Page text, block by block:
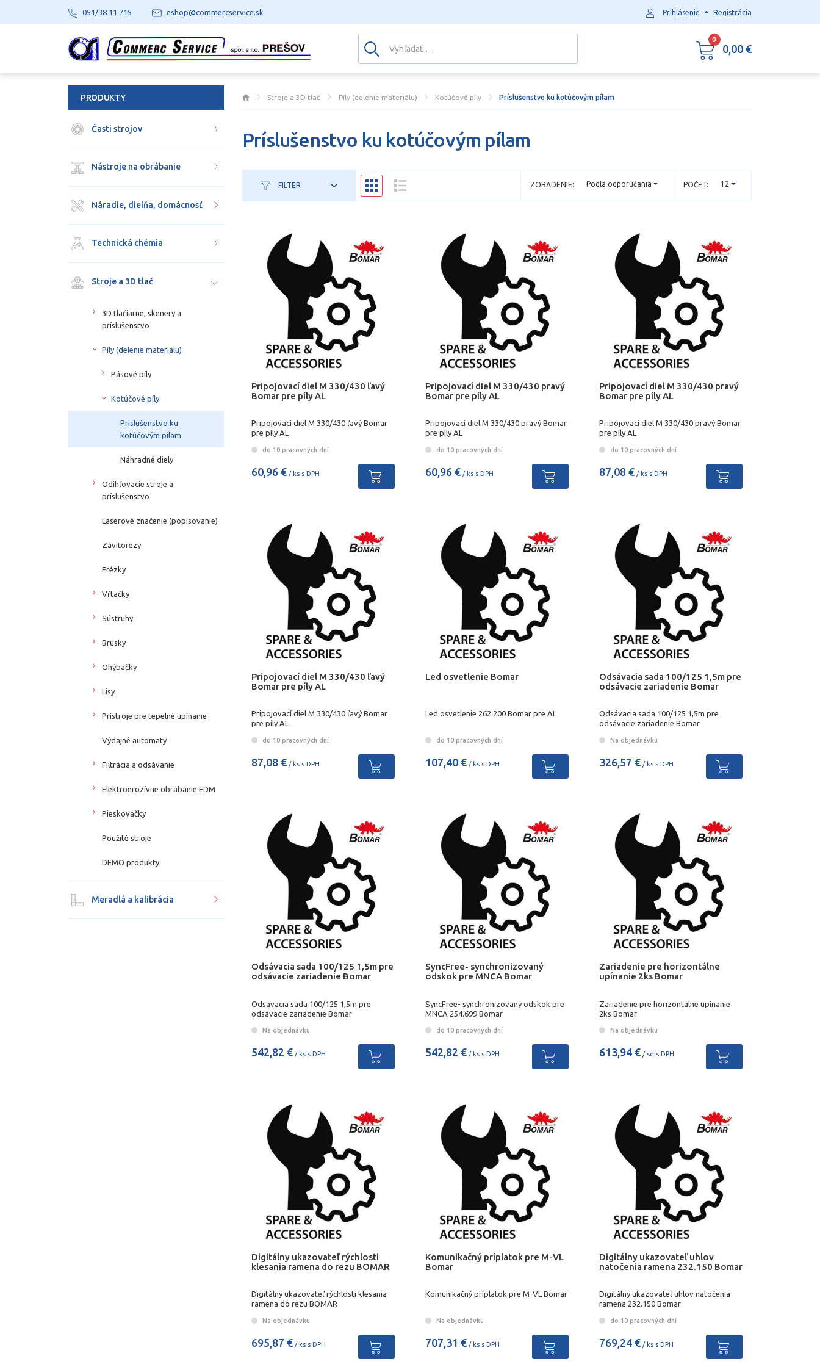
Stroje a 3D tlač Píly (delenie materiálu) Kotúčové píly Príslušenstvo ku kotúčovým pílam
Príslušenstvo ku kotúčovým pílam
FILTER POČET: 12
ZORADENIE: Podľa odporúčania
Pripojovací diel M 330/430 ľavý
Bomar pre píly AL
Pripojovací diel M 330/430 ľavý Bomar
pre píly AL
do 10 pracovných dní
60,96 € / ks s DPH
Pripojovací diel M 330/430 pravý
Bomar pre píly AL
Pripojovací diel M 330/430 pravý Bomar
pre píly AL
do 10 pracovných dní
60,96 €/ ks s DPH
Pripojovací diel M 330/430 pravý
Bomar pre píly AL
Pripojovací diel M 330/430 pravý Bomar
pre píly AL
do 10 pracovných dní
87,08 €/ ks s DPH
Pripojovací diel M 330/430 ľavý
Bomar pre píly AL
Pripojovací diel M 330/430 ľavý Bomar
pre píly AL
do 10 pracovných dní
87,08 € / ks s DPH
Led osvetlenie Bomar
Led osvetlenie 262.200 Bomar pre AL
do 10 pracovných dní
107,40 €/ ks s DPH
Odsávacia sada 100/125 1,5m pre
odsávacie zariadenie Bomar
Odsávacia sada 100/125 1,5m pre
odsávacie zariadenie Bomar
Na objednávku
326,57 €/ ks s DPH
Odsávacia sada 100/125 1,5m pre
odsávacie zariadenie Bomar
Odsávacia sada 100/125 1,5m pre
odsávacie zariadenie Bomar
Na objednávku
542,82 € / ks s DPH
SyncFree- synchronizovaný
odskok pre MNCA Bomar
SyncFree- synchronizovaný odskok pre
MNCA 254.699 Bomar
do 10 pracovných dní
542,82 €/ ks s DPH
Zariadenie pre horizontálne
upínanie 2ks Bomar
Zariadenie pre horizontálne upínanie
2ks Bomar
Na objednávku
613,94 €/ sd s DPH
Digitálny ukazovateľ rýchlosti
klesania ramena do rezu BOMAR
Digitálny ukazovateľ rýchlosti klesania
ramena do rezu BOMAR
Na objednávku
695,87 € / ks s DPH
Komunikačný príplatok pre M-VL
Bomar
Komunikačný príplatok pre M-VL Bomar
Na objednávku
707,31 €/ ks s DPH
Digitálny ukazovateľ uhlov
natočenia ramena 232.150 Bomar
Digitálny ukazovateľ uhlov natočenia
ramena 232.150 Bomar
do 10 pracovných dní
769,24 €/ ks s DPH
PRODUKTY
Časti strojov
Nástroje na obrábanie
Náradie, dielňa, domácnosť
Technická chémia
Stroje a 3D tlač
3D tlačiarne, skenery a
príslušenstvo
Píly (delenie materiálu)
Pásové píly
Kotúčové píly
Príslušenstvo ku
kotúčovým pílam
Náhradné diely
Odihľovacie stroje a
príslušenstvo
Laserové značenie (popisovanie)
Závitorezy
Frézky
Vŕtačky
Sústruhy
Brúsky
Ohýbačky
Lisy
Prístroje pre tepelné upínanie
Výdajné automaty
Filtrácia a odsávanie
Elektroerozívne obrábanie EDM
Pieskovačky
Použité stroje
DEMO produkty
Meradlá a kalibrácia
051/38 11 715 eshop@commercservice.sk Prihlásenie • Registrácia
0
0,00 €